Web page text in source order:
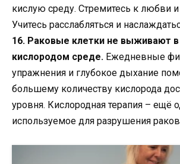
кислую среду. Стремитесь к любви
Учитесь расслабляться и
16. Раковые клетки не выживают
кислородом среде. Ежедневные
упражнения и глубокое дыхание
большему количеству кислорода
уровня. Кислородная терапия – ещё
используемое для разрушения